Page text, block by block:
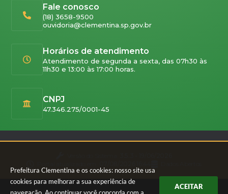
Prefeitura Clementina e os cookies: nosso site usa
cookies para melhorar a sua experiência de
ACEITAR
Fale conosco
(18) 3658-9500
ouvidoria@clementina.sp.gov.br
Horários de atendimento
Atendimento de segunda a sexta, das 07h30 às
11h30 e 13:00 às 17:00 horas.
CNPJ
47.346.275/0001-45